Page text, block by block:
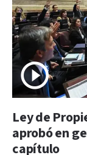
Ley de
aprobó en
capítulo